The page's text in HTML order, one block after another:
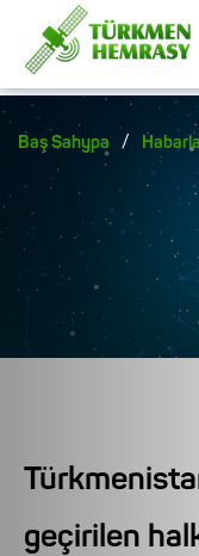
Baş Sahypa /
geçirilen